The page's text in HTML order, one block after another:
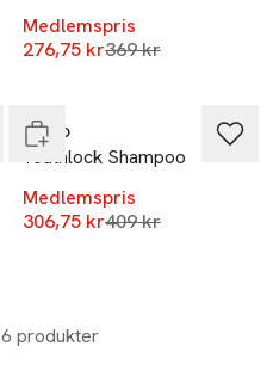
Medlemspris
276,75 krLägsta pris 30
369 kr
-25%
Joico
Youthlock Shampoo
Medlemspris
306,75 krLägsta pris 30
409 kr
produkter